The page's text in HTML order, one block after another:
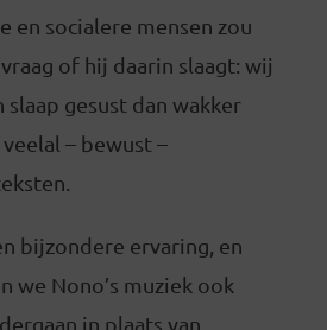
en socialere mensen zou
of hij daarin slaagt: wij
gesust dan wakker
– bewust –
bijzondere ervaring, en
we Nono’s muziek ook
in plaats van